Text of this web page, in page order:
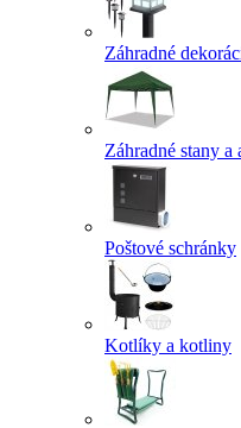
Záhradné
Záhradné stany a
Poštové schránky
Kotlíky a kotliny